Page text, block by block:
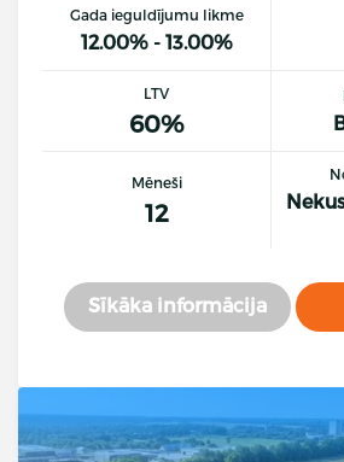
Gada ieguldījumu likme
12.00% - 13.00%
LTV
60%
Mēneši
12
Sīkāka informācija